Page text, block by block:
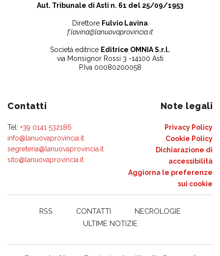
Aut. Tribunale di Asti n. 61 del 25/09/1953
Direttore Fulvio Lavina
f.lavina@lanuovaprovincia.it
Società editrice Editrice OMNIA S.r.l.
via Monsignor Rossi 3 -14100 Asti
P.Iva 00080200058
Contatti
Tel: +39 0141 532186
info@lanuovaprovincia.it
segreteria@lanuovaprovincia.it
sito@lanuovaprovincia.it
Note legali
Privacy Policy
Cookie Policy
Dichiarazione di
accessibilità
Aggiorna le preferenze
sui cookie
RSS CONTATTI
NECROLOGIE
ULTIME NOTIZIE